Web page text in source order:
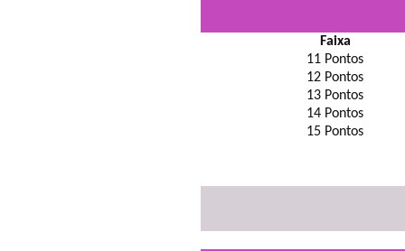
Faixa
11 Pontos
12 Pontos
13 Pontos
14 Pontos
15 Pontos